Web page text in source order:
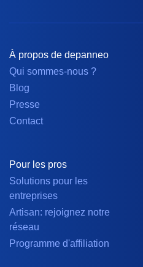
À propos de depanneo
Qui sommes-nous ?
Blog
Presse
Contact
Pour les pros
Solutions pour les
entreprises
Artisan: rejoignez notre
réseau
Programme d'affiliation